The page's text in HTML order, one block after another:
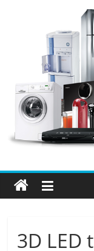
OK
–
3D LED